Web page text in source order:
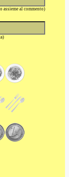
assieme al commento)